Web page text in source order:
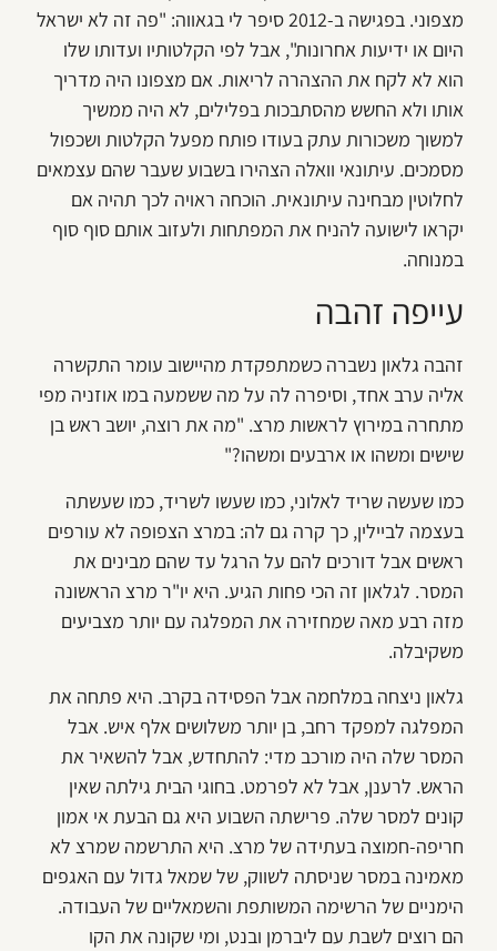
מצפוני. בפגישה ב-2012 סיפר לי בגאווה: "פה זה לא ישראל
היום או ידיעות אחרונות", אבל לפי הקלטותיו ועדותו שלו
הוא לא לקח את ההצהרה לריאות. אם מצפונו היה מדריך
אותו ולא החשש מהסתבכות בפלילים, לא היה ממשיך
למשוך משכורות עתק בעודו פותח מפעל הקלטות ושכפול
מסמכים. עיתונאי וואלה הצהירו בשבוע שעבר שהם עצמאים
לחלוטין מבחינה עיתונאית. הוכחה ראויה לכך תהיה אם
יקראו לישועה להניח את המפתחות ולעזוב אותם סוף סוף
במנוחה.
עייפה זהבה
זהבה גלאון נשברה כשמתפקדת מהיישוב עומר התקשרה
אליה ערב אחד, וסיפרה לה על מה ששמעה במו אוזניה מפי
מתחרה במירוץ לראשות מרצ. "מה את רוצה, יושב ראש בן
שישים ומשהו או ארבעים ומשהו?"
כמו שעשה שריד לאלוני, כמו שעשו לשריד, כמו שעשתה
בעצמה לביילין, כך קרה גם לה: במרצ הצפופה לא עורפים
ראשים אבל דורכים להם על הרגל עד שהם מבינים את
המסר. לגלאון זה הכי פחות הגיע. היא יו"ר מרצ הראשונה
מזה רבע מאה שמחזירה את המפלגה עם יותר מצביעים
משקיבלה.
גלאון ניצחה במלחמה אבל הפסידה בקרב. היא פתחה את
המפלגה למפקד רחב, בן יותר משלושים אלף איש. אבל
המסר שלה היה מורכב מדי: להתחדש, אבל להשאיר את
הראש. לרענן, אבל לא לפרמט. בחוגי הבית גילתה שאין
קונים למסר שלה. פרישתה השבוע היא גם הבעת אי אמון
חריפה-חמוצה בעתידה של מרצ. היא התרשמה שמרצ לא
מאמינה במסר שניסתה לשווק, של שמאל גדול עם האגפים
הימניים של הרשימה המשותפת והשמאליים של העבודה.
הם רוצים לשבת עם ליברמן ובנט, ומי שקונה את הקו